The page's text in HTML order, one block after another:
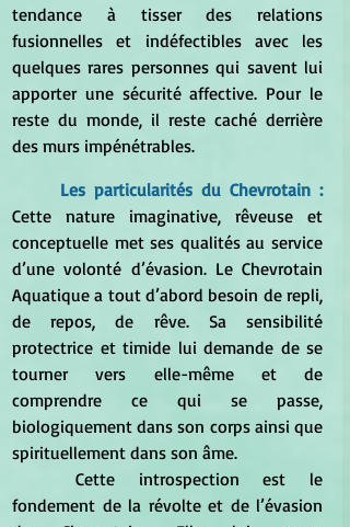
tendance à tisser des relations
fusionnelles et indéfectibles avec les
quelques rares personnes qui savent lui
apporter une sécurité affective. Pour le
reste du monde, il reste caché derrière
des murs impénétrables.
	Les particularités du Chevrotain :
Cette nature imaginative, rêveuse et
conceptuelle met ses qualités au service
d’une volonté d’évasion. Le Chevrotain
Aquatique a tout d’abord besoin de repli,
de repos, de rêve. Sa sensibilité
protectrice et timide lui demande de se
tourner vers elle-même et de
comprendre ce qui se passe,
biologiquement dans son corps ainsi que
spirituellement dans son âme.
fondement de la révolte et de l’évasion